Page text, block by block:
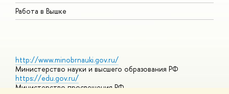
Работа в Вышке
http://www.minobrnauki.gov.ru/
Министерство науки и высшего образования РФ
https://edu.gov.ru/
Министерство просвещения РФ